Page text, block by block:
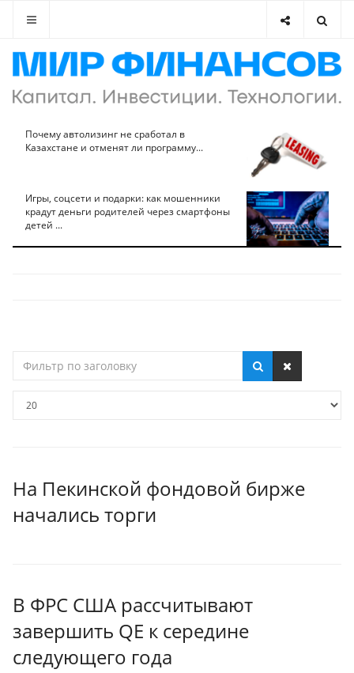
Почему автолизинг не сработал в
Казахстане и отменят ли программу...
Игры, соцсети и подарки: как мошенники
крадут деньги родителей через смартфоны
детей ...
по
На Пекинской фондовой бирже
начались торги
В ФРС США рассчитывают
завершить QE к середине
следующего года